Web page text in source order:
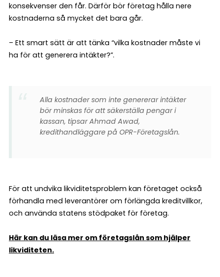
konsekvenser den får. Därför bör företag hålla nere
kostnaderna så mycket det bara går.
– Ett smart sätt är att tänka “vilka kostnader måste vi
ha för att generera intäkter?”.
Alla kostnader som inte genererar intäkter
bör minskas för att säkerställa pengar i
kassan, tipsar Ahmad Awad,
kredithandläggare på OPR-Företagslån.
För att undvika likviditetsproblem kan företaget också
förhandla med leverantörer om förlängda kreditvillkor,
och använda statens stödpaket för företag.
Här kan du läsa mer om företagslån som hjälper
likviditeten.